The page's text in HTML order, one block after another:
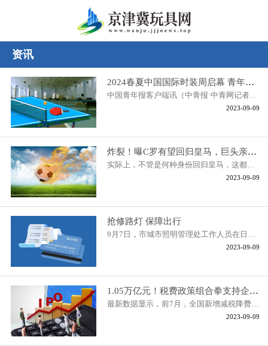
资讯
2024春夏中国国际时装周启幕 青年力量助推时尚创新
中国青年报客户端讯（中青报·中青网记者张敏）近日，2024春夏中国国际
2023-09-09
炸裂！曝C罗有望回归皇马，巨头亲自谈判：6亿粉丝=商业价值无限
实际上，不管是何种身份回归皇马，这都是皇马和C罗球迷希望看到的结局
2023-09-09
抢修路灯 保障出行
9月7日，市城市照明管理处工作人员在日常巡查中发现魏都路东延路灯大面
2023-09-09
1.05万亿元！税费政策组合拳支持企业纾困
最新数据显示，前7月，全国新增减税降费以及退税缓费1 05万亿元。今年
2023-09-09